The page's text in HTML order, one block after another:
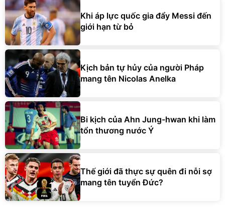
Khi áp lực quốc gia đẩy Messi đến
giới hạn từ bỏ
Kịch bản tự hủy của người Pháp
mang tên Nicolas Anelka
Bi kịch của Ahn Jung-hwan khi làm
tổn thương nước Ý
Thế giới đã thực sự quên đi nỗi sợ
mang tên tuyển Đức?